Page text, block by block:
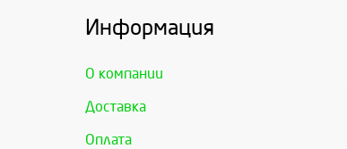
Информация
О компании
Доставка
Оплата